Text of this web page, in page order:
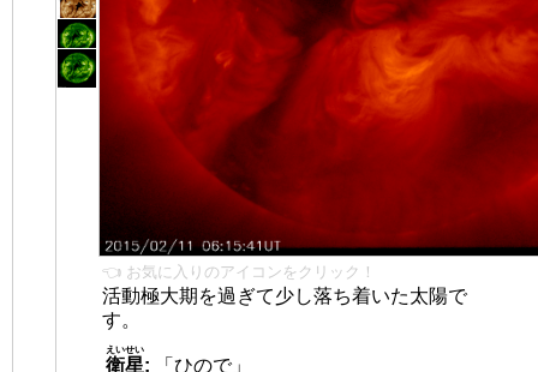
👈 お気に入りのアイコンをクリック！
活動極大期を過ぎて少し落ち着いた太陽で
す。
衛星
えいせい
:
「ひので」